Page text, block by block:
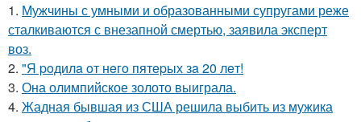
1. Мужчины с умными и образованными супругами реже
сталкиваются с внезапной смертью, заявила эксперт
воз.
2. "Я poдилa oт нeгo пятepых зa 20 лeт!
3. Она олимпийское золото выиграла.
4. Жадная бывшая из США решила выбить из мужика